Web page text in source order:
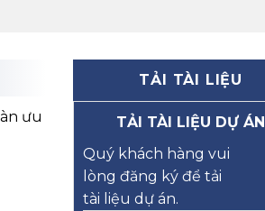
ưu
TẢI TÀI LIỆU
TẢI TÀI LIỆU DỰ ÁN
Quý khách hàng vui
lòng đăng ký để tải
tài liệu dự án.